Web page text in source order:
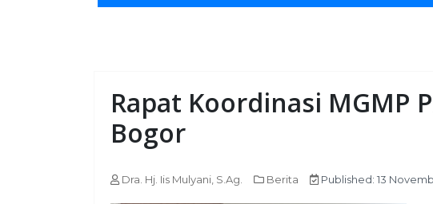
Rapat Koordinasi MGMP
Bogor
Dra. Hj. Iis Mulyani, S.Ag. Berita Published: 13